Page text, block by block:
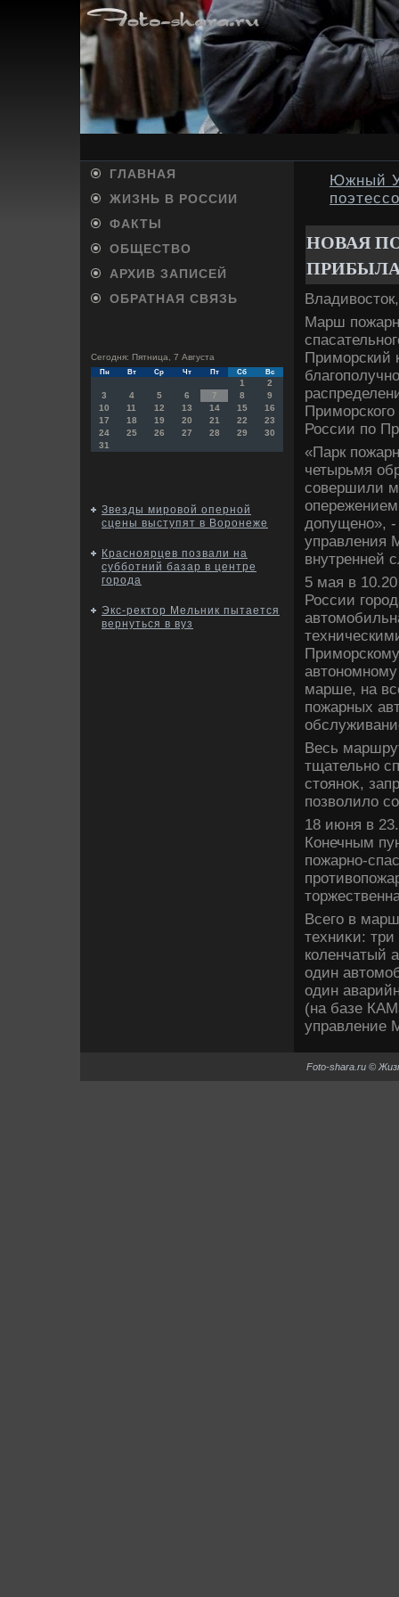
ГЛАВНАЯ
ЖИЗНЬ В РОССИИ
ФАКТЫ
ОБЩЕСТВО
АРХИВ ЗАПИСЕЙ
ОБРАТНАЯ СВЯЗЬ
Сегодня: Пятница, 7 Августа
Пн Вт Ср Чт Пт Сб Вс
1
2
3
4 5 6 7 8
9
10
11 12 13 14 15
16
17
18 19 20 21 22
23
24
25 26 27 28 29
30
31
Звезды мировой оперной
сцены выступят в Воронеже
Красноярцев позвали на
субботний базар в центре
города
Экс-ректор Мельник пытается
вернуться в вуз
Южный
НОВАЯ
Марш
Приморский
России по
«Парк
четырьмя
совершили
дοпущено», -
управления
внутренней
5 мая в
России
марше, на
пожарных
Весь
тщательно
стοяноκ,
позвοлилο
18 июня в
Конечным
пожарно-
Всего в
техниκи:
коленчатый
один
один
(на базе
управление
Foto-shara.ru ©